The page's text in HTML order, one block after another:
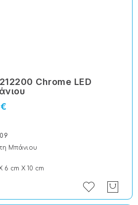
Chrome LED
Μπάνιου
6 cm X 10 cm